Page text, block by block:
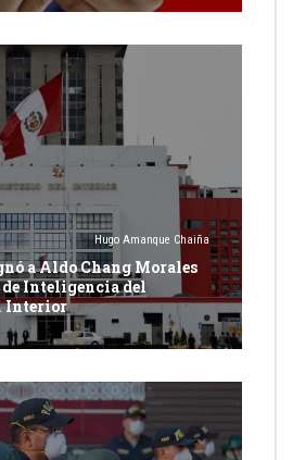
Hugo Amanque Chaiña
a Aldo Chang Morales
Inteligencia del
Interior